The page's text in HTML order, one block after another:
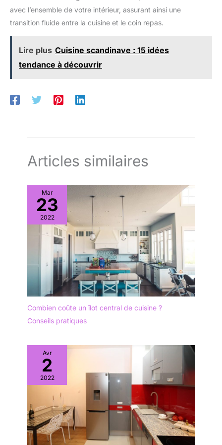
complet fourni.
plus facile et plus rapide à assembler. (Chaud conseil :
Assurez-vous que le courant est éteint avant l'installation pour
éviter le risque de choc électrique).
avec l’ensemble de votre intérieur, assurant ainsi une
transition fluide entre la cuisine et le coin repas.
Lire plus Cuisine scandinave : 15 idées
tendance à découvrir
Articles similaires
Mar
23
2022
Combien coûte un îlot central de cuisine ?
Conseils pratiques
Avr
2
2022